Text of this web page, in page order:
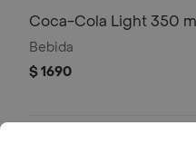
Coca-Cola Light 350
Bebida
$ 1690